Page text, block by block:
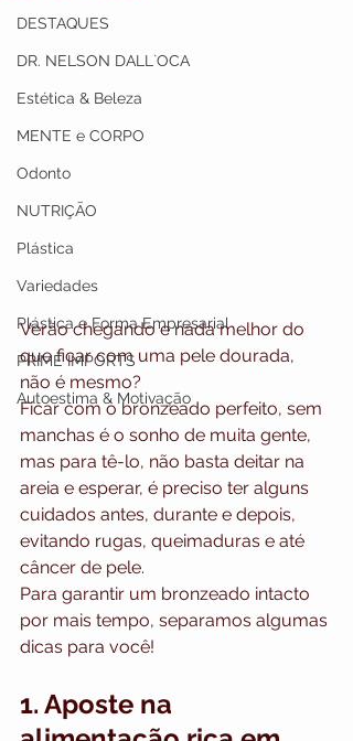
DESTAQUES
DR. NELSON DALL`OCA
Estética & Beleza
MENTE e CORPO
Odonto
NUTRIÇÃO
Plástica
Variedades
Plástica e Forma Empresarial
PRIME IMPORTS
Autoestima & Motivação
Verão chegando e nada melhor do
que ficar com uma pele dourada,
não é mesmo?
Ficar com o bronzeado perfeito, sem
manchas é o sonho de muita gente,
mas para tê-lo, não basta deitar na
areia e esperar, é preciso ter alguns
cuidados antes, durante e depois,
evitando rugas, queimaduras e até
câncer de pele.
Para garantir um bronzeado intacto
por mais tempo, separamos algumas
dicas para você!
1. Aposte na